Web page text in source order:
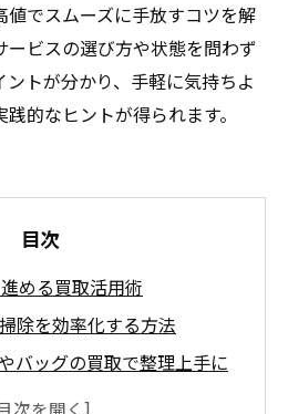
でスムーズに手放すコツを解
ビスの選び方や状態を問わず
トが分かり、手軽に気持ちよ
的なヒントが得られます。
目次
める買取活用術
除を効率化する方法
バッグの買取で整理上手に
安心して買取ができるコツ